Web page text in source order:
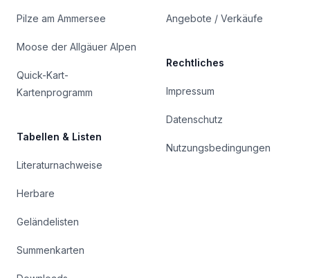
Pilze am Ammersee
Moose der Allgäuer Alpen
Quick-Kart-
Kartenprogramm
Tabellen & Listen
Literaturnachweise
Herbare
Geländelisten
Summenkarten
Angebote / Verkäufe
Rechtliches
Impressum
Datenschutz
Nutzungsbedingungen